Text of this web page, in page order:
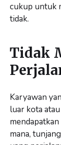
cukup untuk
tidak.
Tidak
Karyawan
luar kota
mana,